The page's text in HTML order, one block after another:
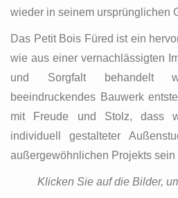
wieder in seinem ursprünglichen
Das Petit Bois Füred ist ein
wie aus einer vernachlässigten
und Sorgfalt behandelt
beeindruckendes Bauwerk
mit Freude und Stolz, dass
individuell gestalteter
außergewöhnlichen Projekts sein
Klicken Sie auf die Bilder,